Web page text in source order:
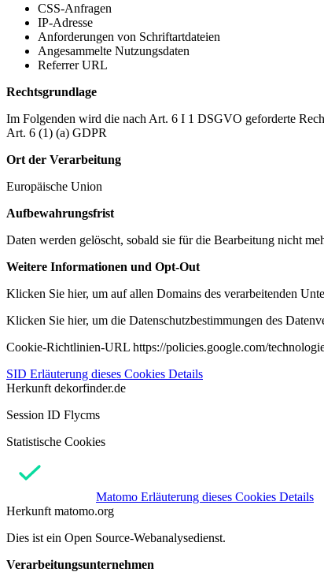
CSS-Anfragen
IP-Adresse
Anforderungen von Schriftartdateien
Angesammelte Nutzungsdaten
Referrer URL
Rechtsgrundlage
Im Folgenden wird die nach Art. 6 I 1 DSGVO geforderte
Art. 6 (1) (a) GDPR
Ort der Verarbeitung
Europäische Union
Aufbewahrungsfrist
Daten werden gelöscht, sobald sie für die Bearbeitung nicht
Weitere Informationen und Opt-Out
Klicken Sie hier, um auf allen Domains des verarbeitenden
Klicken Sie hier, um die Datenschutzbestimmungen des
Cookie-Richtlinien-URL https://policies.google.com/
SID Erläuterung dieses Cookies Details
Herkunft dekorfinder.de
Session ID Flycms
Statistische Cookies
Matomo Erläuterung dieses Cookies Details
Herkunft matomo.org
Dies ist ein Open Source-Webanalysedienst.
Verarbeitungsunternehmen